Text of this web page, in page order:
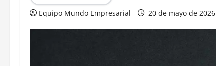
Equipo Mundo Empresarial 20 de mayo de 2026